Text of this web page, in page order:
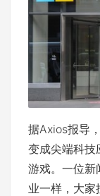
据Axios报导
变成尖端科技
游戏。一位新
业一样，大